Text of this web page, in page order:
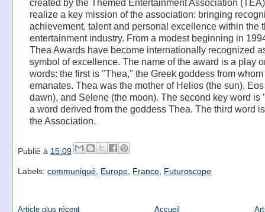
created by the Themed Entertainment Association
realize a key mission of the association: bringing
achievement, talent and personal excellence within the
entertainment industry. From a modest beginning in
Thea Awards have become internationally recognized
symbol of excellence. The name of the award is a play
words: the first is "Thea," the Greek goddess from
emanates. Thea was the mother of Helios (the sun),
dawn), and Selene (the moon). The second key word is
a word derived from the goddess Thea. The third word
the Association.
Publié à 15:09
Labels: communiqué, Europe, France, Futuroscope
Article plus récent Accueil